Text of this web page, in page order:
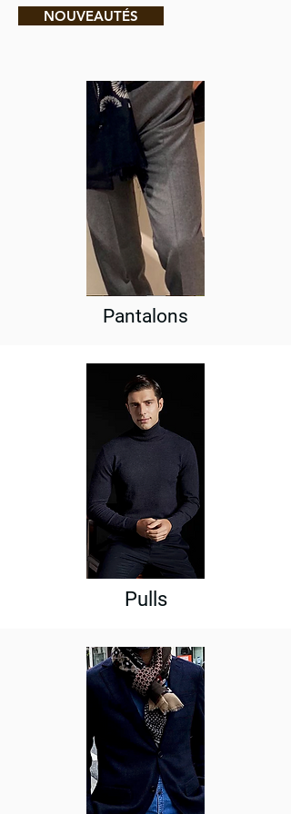
NOUVEAUTÉS
Pantalons
Pulls